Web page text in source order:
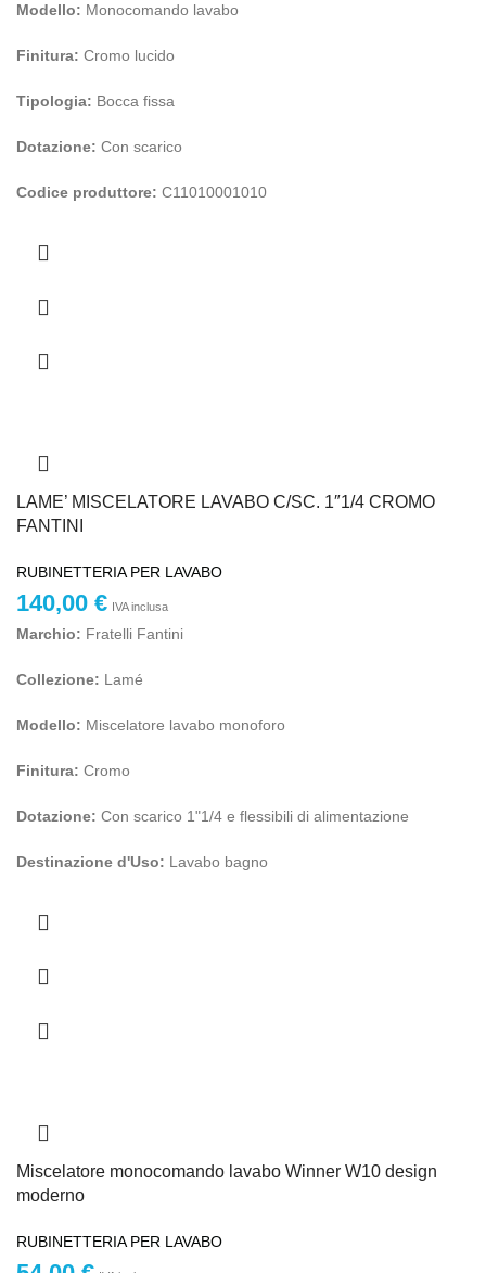
Modello: Monocomando lavabo
Finitura: Cromo lucido
Tipologia: Bocca fissa
Dotazione: Con scarico
Codice produttore: C11010001010
LAME’ MISCELATORE LAVABO C/SC. 1″1/4 CROMO
FANTINI
RUBINETTERIA PER LAVABO
140,00 € IVA inclusa
Marchio: Fratelli Fantini
Collezione: Lamé
Modello: Miscelatore lavabo monoforo
Finitura: Cromo
Dotazione: Con scarico 1"1/4 e flessibili di alimentazione
Destinazione d'Uso: Lavabo bagno
Miscelatore monocomando lavabo Winner W10 design
moderno
RUBINETTERIA PER LAVABO